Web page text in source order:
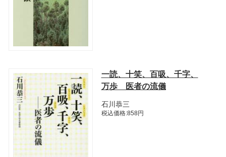
一読、十笑、百吸、千字、
万歩 医者の流儀
石川恭三
税込価格:858円